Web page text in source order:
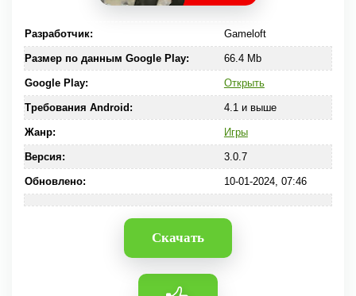
Разработчик: Gameloft
Размер по данным Google Play: 66.4 Mb
Google Play: Открыть
Требования Android: 4.1 и выше
Жанр: Игры
Версия: 3.0.7
Обновлено: 10-01-2024, 07:46
Скачать